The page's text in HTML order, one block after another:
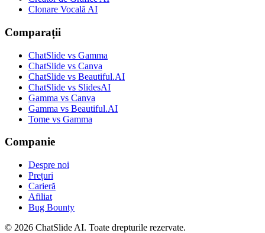
Clonare Vocală AI
Comparații
ChatSlide vs Gamma
ChatSlide vs Canva
ChatSlide vs Beautiful.AI
ChatSlide vs SlidesAI
Gamma vs Canva
Gamma vs Beautiful.AI
Tome vs Gamma
Companie
Despre noi
Prețuri
Carieră
Afiliat
Bug Bounty
© 2026 ChatSlide AI. Toate drepturile rezervate.